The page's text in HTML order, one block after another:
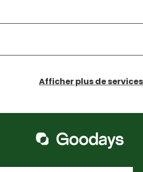
Afficher plus de services